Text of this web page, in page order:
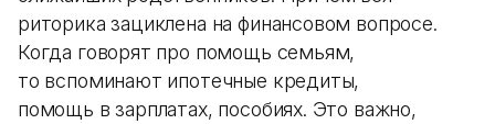
риторика зациклена на финансовом вопросе.
Когда говорят про помощь семьям,
то вспоминают ипотечные кредиты,
помощь в зарплатах, пособиях. Это важно,